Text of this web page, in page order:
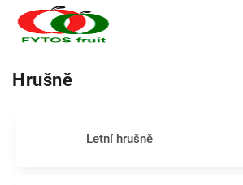
Hrušně
Letní hrušně